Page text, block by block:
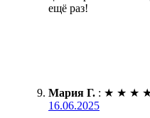
ещё раз!
Мария Г. : ★ ★ ★
16.06.2025